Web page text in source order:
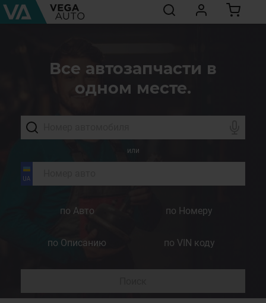
Все автозапчасти в
одном месте.
или
по Авто по Номеру
по Описанию по VIN коду